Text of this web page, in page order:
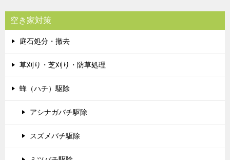
空き家対策
庭石処分・撤去
草刈り・芝刈り・防草処理
蜂（ハチ）駆除
アシナガバチ駆除
スズメバチ駆除